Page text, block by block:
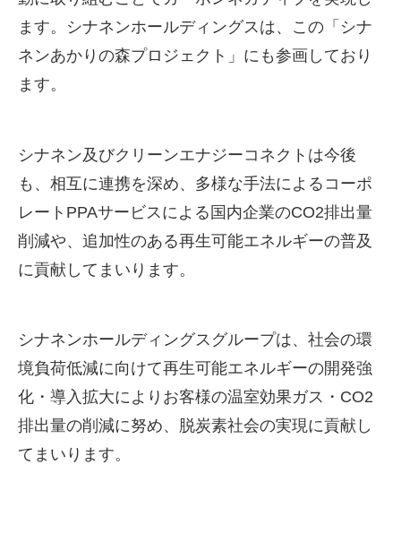
ます。シナネンホールディングスは、この「シナ
ネンあかりの森プロジェクト」にも参画しており
ます。
シナネン及びクリーンエナジーコネクトは今後
も、相互に連携を深め、多様な手法によるコーポ
レート PPAサービスによる国内企業のCO2排出量
削減や、追加性のある再生可能エネルギーの普及
に貢献してまいります。
シナネンホールディングスグループは、社会の環
境負荷低減に向けて再生可能エネルギーの開発強
化・導入拡大によりお客様の温室効果ガス・ CO2
排出量の削減に努め、脱炭素社会の実現に貢献し
てまいります。